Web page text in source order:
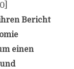
0]
Bericht
einen